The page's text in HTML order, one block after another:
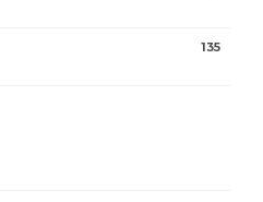
135